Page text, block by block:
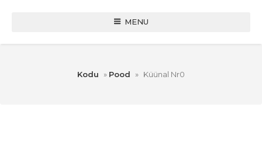
MENU
Kodu » Pood » Küünal Nr0